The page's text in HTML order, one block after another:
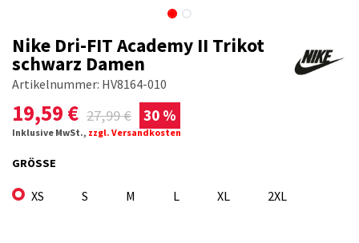
Nike Dri-FIT Academy II Trikot
schwarz Damen
Artikelnummer: HV8164-010
19,59 € 27,99€ 30 %
Inklusive MwSt., zzgl. Versandkosten
GRÖSSE
XS S M L XL 2XL